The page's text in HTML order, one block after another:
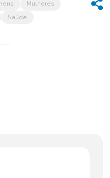
Mulheres
Saúde